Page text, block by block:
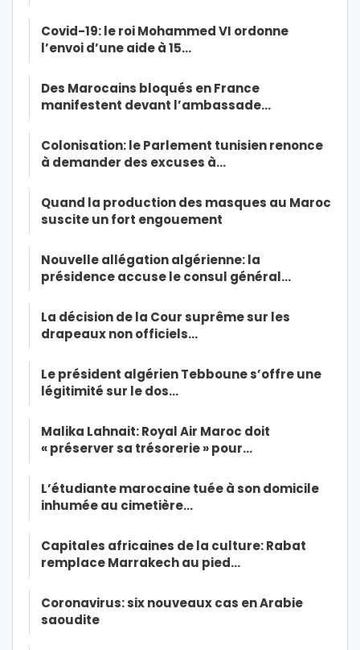
Covid-19: le roi Mohammed VI ordonne
l’envoi d’une aide à 15…
Des Marocains bloqués en France
manifestent devant l’ambassade…
Colonisation: le Parlement tunisien renonce
à demander des excuses à…
Quand la production des masques au Maroc
suscite un fort engouement
Nouvelle allégation algérienne: la
présidence accuse le consul général…
La décision de la Cour suprême sur les
drapeaux non officiels…
Le président algérien Tebboune s’offre une
légitimité sur le dos…
Malika Lahnait: Royal Air Maroc doit
« préserver sa trésorerie » pour…
L’étudiante marocaine tuée à son domicile
inhumée au cimetière…
Capitales africaines de la culture: Rabat
remplace Marrakech au pied…
Coronavirus: six nouveaux cas en Arabie
saoudite